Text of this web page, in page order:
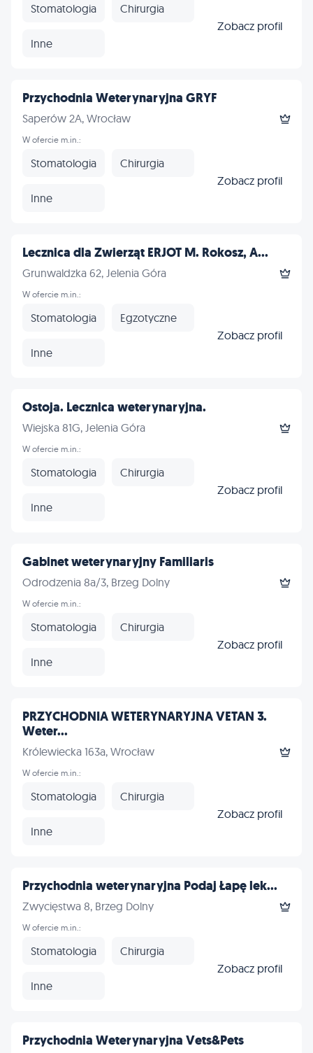
Stomatologia Chirurgia
Inne
Zobacz profil
Przychodnia Weterynaryjna GRYF
Saperów 2A, Wrocław
W ofercie m.in.:
Stomatologia Chirurgia
Inne
Zobacz profil
Lecznica dla Zwierząt ERJOT M. Rokosz, A...
Grunwaldzka 62, Jelenia Góra
W ofercie m.in.:
Stomatologia Egzotyczne
Inne
Zobacz profil
Ostoja. Lecznica weterynaryjna.
Wiejska 81G, Jelenia Góra
W ofercie m.in.:
Stomatologia Chirurgia
Inne
Zobacz profil
Gabinet weterynaryjny Familiaris
Odrodzenia 8a/3, Brzeg Dolny
W ofercie m.in.:
Stomatologia Chirurgia
Inne
Zobacz profil
PRZYCHODNIA WETERYNARYJNA VETAN 3.
Weter...
Królewiecka 163a, Wrocław
W ofercie m.in.:
Stomatologia Chirurgia
Inne
Zobacz profil
Przychodnia weterynaryjna Podaj Łapę lek...
Zwycięstwa 8, Brzeg Dolny
W ofercie m.in.:
Stomatologia Chirurgia
Inne
Zobacz profil
Przychodnia Weterynaryjna Vets&Pets